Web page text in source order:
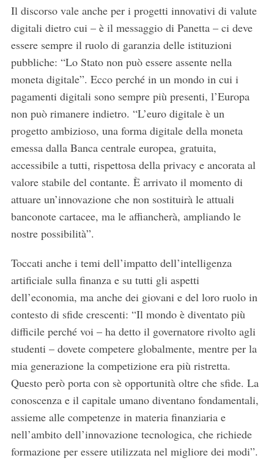
Il discorso vale anche per i progetti innovativi di valute
digitali dietro cui – è il messaggio di Panetta – ci deve
essere sempre il ruolo di garanzia delle istituzioni
pubbliche: “Lo Stato non può essere assente nella
moneta digitale”. Ecco perché in un mondo in cui i
pagamenti digitali sono sempre più presenti, l’Europa
non può rimanere indietro. “L’euro digitale è un
progetto ambizioso, una forma digitale della moneta
emessa dalla Banca centrale europea, gratuita,
accessibile a tutti, rispettosa della privacy e ancorata al
valore stabile del contante. È arrivato il momento di
attuare un’innovazione che non sostituirà le attuali
banconote cartacee, ma le affiancherà, ampliando le
nostre possibilità”.
Toccati anche i temi dell’impatto dell’intelligenza
artificiale sulla finanza e su tutti gli aspetti
dell’economia, ma anche dei giovani e del loro ruolo in
contesto di sfide crescenti: “Il mondo è diventato più
difficile perché voi – ha detto il governatore rivolto agli
studenti – dovete competere globalmente, mentre per la
mia generazione la competizione era più ristretta.
Questo però porta con sè opportunità oltre che sfide. La
conoscenza e il capitale umano diventano fondamentali,
assieme alle competenze in materia finanziaria e
nell’ambito dell’innovazione tecnologica, che richiede
formazione per essere utilizzata nel migliore dei modi”.